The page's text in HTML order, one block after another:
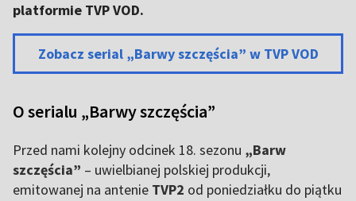
platformie TVP VOD.
Zobacz serial „Barwy szczęścia” w TVP VOD
O serialu „Barwy szczęścia”
Przed nami kolejny odcinek 18. sezonu „Barw
szczęścia” – uwielbianej polskiej produkcji,
emitowanej na antenie TVP2 od poniedziałku do piątku